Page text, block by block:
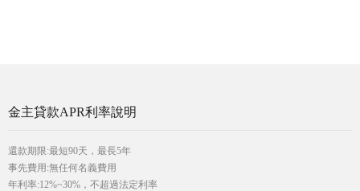
金主貸款APR利率說明
還款期限:最短90天，最長5年
事先費用:無任何名義費用
年利率:12%~30%，不超過法定利率